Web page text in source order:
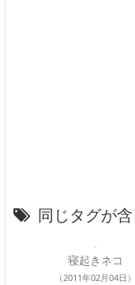
同じタグが
寝起きネコ
（2011年02月04日）